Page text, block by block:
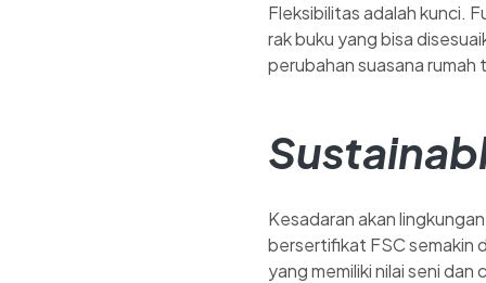
Fleksibilitas adalah kunci.
rak buku yang bisa
perubahan suasana
Kesadaran akan
bersertifikat FSC semakin
yang memiliki nilai seni